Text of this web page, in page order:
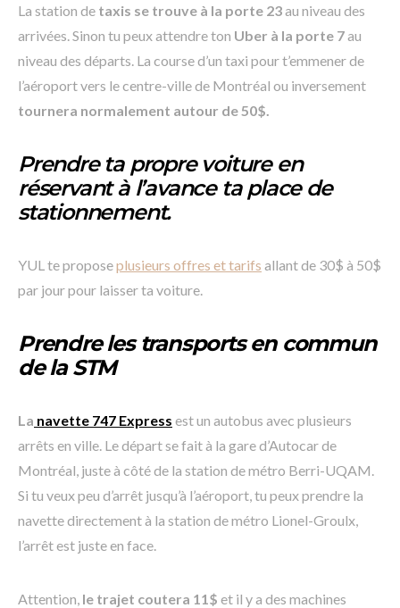
La station de taxis se trouve à la porte 23au niveau des
arrivées. Sinon tu peux attendre ton Uber à la porte 7au
niveau des départs. La course d’un taxi pour t’emmener de
l’aéroport vers le centre-ville de Montréal ou inversement
tournera normalement autour de 50$.
Prendre ta propre voiture en
réservant à l’avance ta place de
stationnement.
YUL te proposeplusieurs offres et tarifs allant de 30$ à 50$
par jour pour laisser ta voiture.
Prendre les transports en commun
de la STM
La navette 747 Express est un autobus avec plusieurs
arrêts en ville. Le départ se fait à la gare d’Autocar de
Montréal, juste à côté de la station de métro Berri-UQAM.
Si tu veux peu d’arrêt jusqu’à l’aéroport, tu peux prendre la
navette directement à la station de métro Lionel-Groulx,
l’arrêt est juste en face.
Attention, le trajet coutera 11$ et il y a des machines